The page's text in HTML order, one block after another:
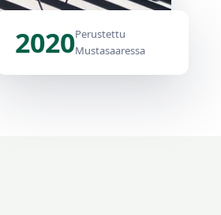
2020Perustettu
Mustasaaressa